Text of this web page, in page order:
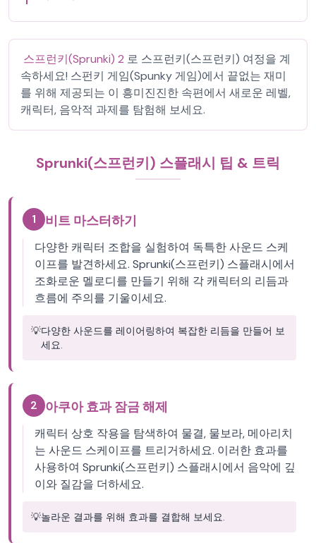
스프런키(Sprunki) 2 로 스프런키(스프런키) 여정을 계
속하세요! 스펀키 게임(Spunky 게임)에서 끝없는 재미
를 위해 제공되는 이 흥미진진한 속편에서 새로운 레벨,
캐릭터, 음악적 과제를 탐험해 보세요.
Sprunki(스프런키) 스플래시 팁 & 트릭
1 비트 마스터하기
다양한 캐릭터 조합을 실험하여 독특한 사운드 스케
이프를 발견하세요. Sprunki(스프런키) 스플래시에서
조화로운 멜로디를 만들기 위해 각 캐릭터의 리듬과
흐름에 주의를 기울이세요.
💡다양한 사운드를 레이어링하여 복잡한 리듬을 만들어 보
세요.
2 아쿠아 효과 잠금 해제
캐릭터 상호 작용을 탐색하여 물결, 물보라, 메아리치
는 사운드 스케이프를 트리거하세요. 이러한 효과를
사용하여 Sprunki(스프런키) 스플래시에서 음악에 깊
이와 질감을 더하세요.
💡놀라운 결과를 위해 효과를 결합해 보세요.